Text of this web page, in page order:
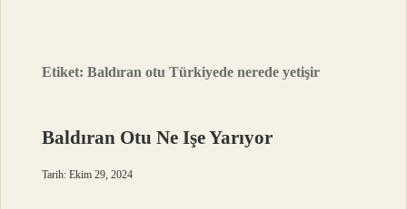
Etiket:Baldıran otu Türkiyede nerede yetişir
Baldıran Otu Ne Işe Yarıyor
Tarih: Ekim 29, 2024